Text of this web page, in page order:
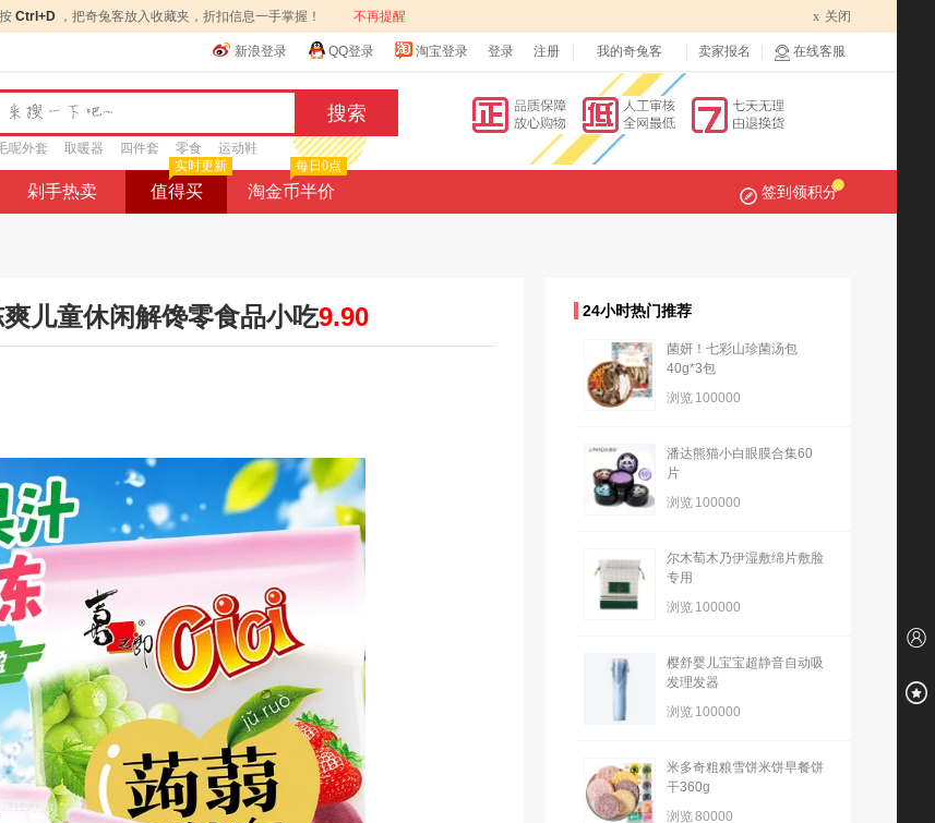
按 Ctrl+D ，把奇兔客放入收藏夹，折扣信息一手掌握！ 不再提醒 x 关闭
新浪登录 QQ登录 淘宝登录 登录 注册 我的奇兔客 卖家报名 在线客服
呢外套 取暖器 四件套 零食 运动鞋
剁手热卖 值得买
实时更新
淘金币半价
每日0点
签到领积分
儿童休闲解馋零食品小吃9.90 24小时热门推荐
菌妍！七彩山珍菌汤包
40g*3包
浏览 100000
潘达熊猫小白眼膜合集60
片
浏览 100000
尔木萄木乃伊湿敷绵片敷脸
专用
浏览 100000
樱舒婴儿宝宝超静音自动吸
发理发器
浏览 100000
米多奇粗粮雪饼米饼早餐饼
干360g
浏览80000